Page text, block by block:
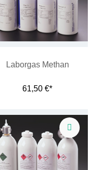
Laborgas Methan
61,50 €*